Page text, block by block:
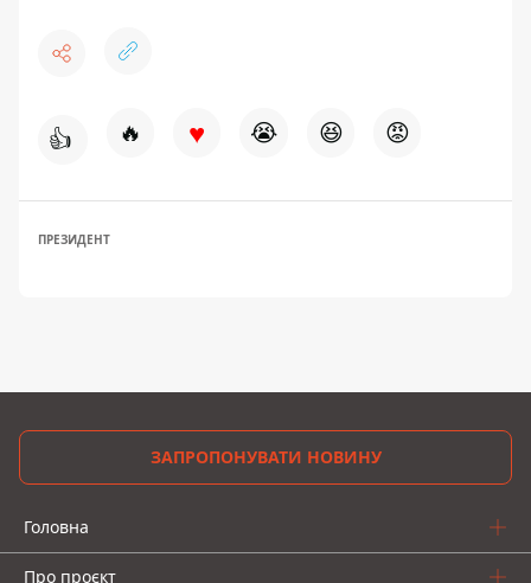
👍 🔥 ♥ 😭 😆 😡
ПРЕЗИДЕНТ
ЗАПРОПОНУВАТИ НОВИНУ
Головна
Про проєкт